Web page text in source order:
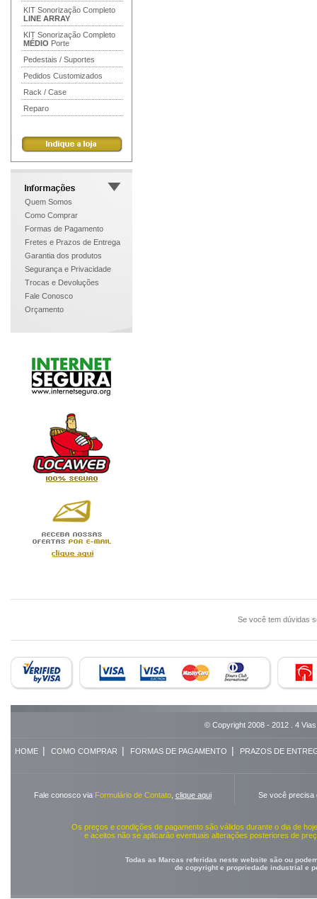
KIT Sonorização Completo
LINE ARRAY
KIT Sonorização Completo
MÉDIO Porte
Pedestais / Suportes
Pedidos Customizados
Rack / Case
Reparo
Quem Somos
Como Comprar
Formas de Pagamento
Fretes e Prazos de Entrega
Garantia dos produtos
Segurança e Privacidade
Trocas e Devoluções
Fale Conosco
Orçamento
Se você tem dúvidas
© Copyright 2008 - 2012 . 4
HOME| COMO COMPRAR | FORMAS DE PAGAMENTO | PRAZOS DE
Fale conosco via Formulário de Contato, clique aqui Se você precisa
Os preços e condições de pagamento são válidos durante o dia de
e aceitos não se aplicarão eventuais alterações posteriores de
Todas as Marcas referidas neste website são ou
de copyright e propriedade industrial e